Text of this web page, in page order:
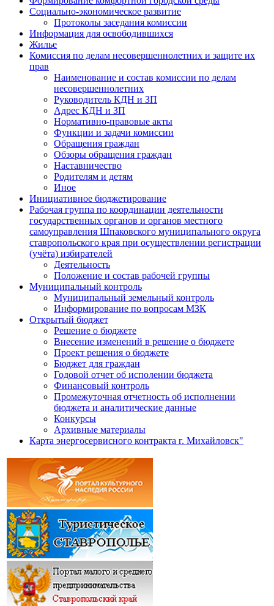
Социально-экономическое развитие
Протоколы заседания комиссии
Информация для освободившихся
Жилье
Комиссия по делам несовершеннолетних и защите их
прав
Наименование и состав комиссии по делам
несовершеннолетних
Руководитель КДН и ЗП
Адрес КДН и ЗП
Нормативно-правовые акты
Функции и задачи комиссии
Обращения граждан
Обзоры обращения граждан
Наставничество
Родителям и детям
Иное
Инициативное бюджетирование
Рабочая группа по координации деятельности
государственных органов и органов местного
самоуправления Шпаковского муниципального округа
ставропольского края при осуществлении регистрации
(учёта) избирателей
Деятельность
Положение и состав рабочей группы
Муниципальный контроль
Муниципальный земельный контроль
Информирование по вопросам МЗК
Открытый бюджет
Решение о бюджете
Внесение изменений в решение о бюджете
Проект решения о бюджете
Бюджет для граждан
Годовой отчет об исполении бюджета
Финансовый контроль
Промежуточная отчетность об исполнении
бюджета и аналитические данные
Конкурсы
Архивные материалы
Карта энергосервисного контракта г. Михайловск"